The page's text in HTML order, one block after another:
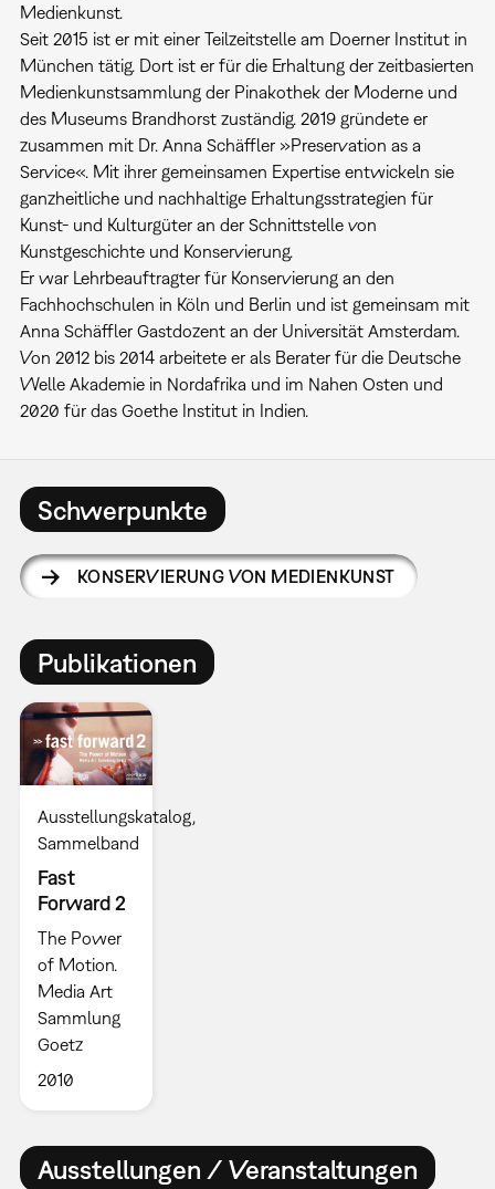
Medienkunst.
Seit 2015 ist er mit einer Teilzeitstelle am Doerner Institut in
München tätig. Dort ist er für die Erhaltung der zeitbasierten
Medienkunstsammlung der Pinakothek der Moderne und
des Museums Brandhorst zuständig. 2019 gründete er
zusammen mit Dr. Anna Schäffler »Preservation as a
Service«. Mit ihrer gemeinsamen Expertise entwickeln sie
ganzheitliche und nachhaltige Erhaltungsstrategien für
Kunst- und Kulturgüter an der Schnittstelle von
Kunstgeschichte und Konservierung.
Er war Lehrbeauftragter für Konservierung an den
Fachhochschulen in Köln und Berlin und ist gemeinsam mit
Anna Schäffler Gastdozent an der Universität Amsterdam.
Von 2012 bis 2014 arbeitete er als Berater für die Deutsche
Welle Akademie in Nordafrika und im Nahen Osten und
2020 für das Goethe Institut in Indien.
Schwerpunkte
KONSERVIERUNG VON MEDIENKUNST
Publikationen
Ausstellungskatalog
Sammelband
Fast
Forward 2
The Power
of Motion.
Media Art
Sammlung
Goetz
2010
Ausstellungen / Veranstaltungen